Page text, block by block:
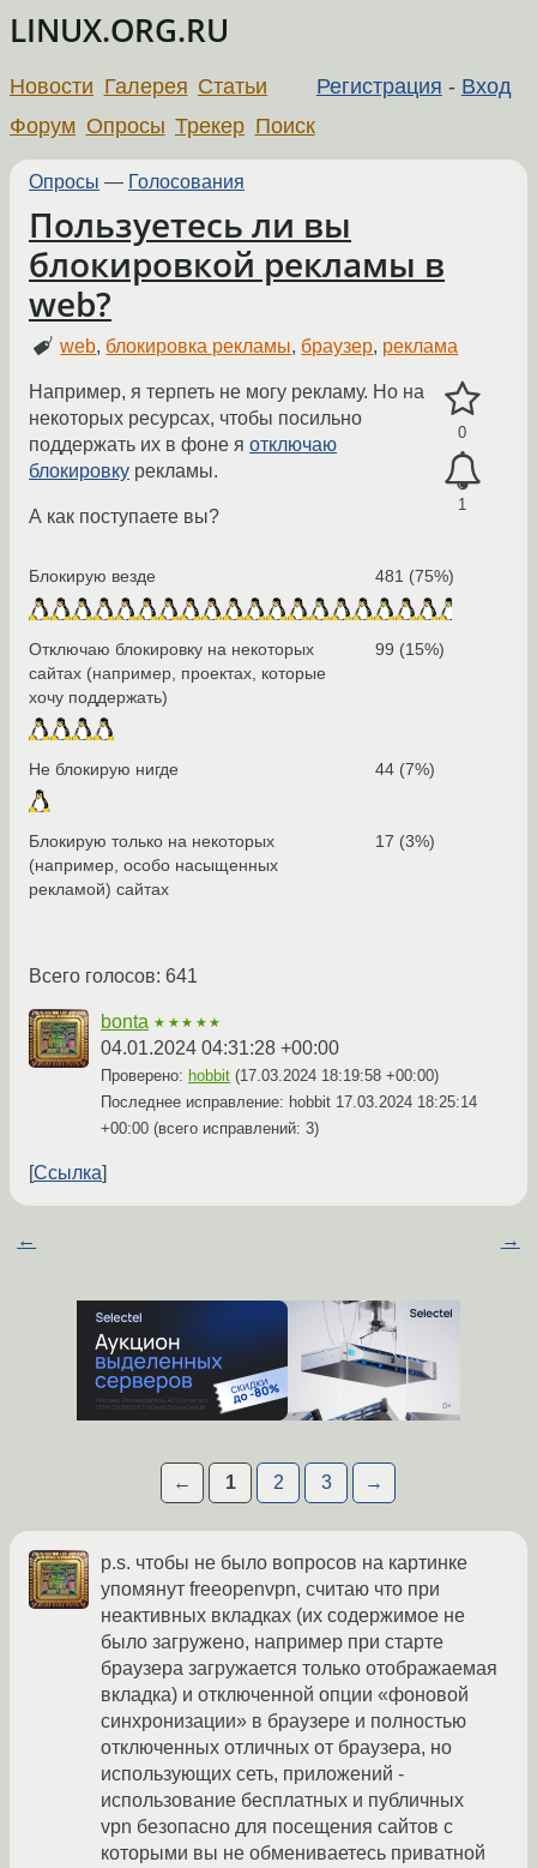
LINUX.ORG.RU
Регистрация - Вход
Новости Галерея Статьи
Форум Опросы Трекер Поиск
Опросы — Голосования
Пользуетесь ли вы
блокировкой рекламы в
web?
web, блокировка рекламы, браузер, реклама
0
1
Например, я терпеть не могу рекламу. Но на
некоторых ресурсах, чтобы посильно
поддержать их в фоне я отключаю
блокировку рекламы.
А как поступаете вы?
Блокирую везде 481 (75%)
Отключаю блокировку на некоторых
сайтах (например, проектах, которые
хочу поддержать)
99 (15%)
Не блокирую нигде 44 (7%)
Блокирую только на некоторых
(например, особо насыщенных
рекламой) сайтах
17 (3%)
Всего голосов: 641
bonta ★★★★★
04.01.2024 04:31:28 +00:00
Проверено: hobbit (17.03.2024 18:19:58 +00:00)
Последнее исправление: hobbit 17.03.2024 18:25:14
+00:00 (всего исправлений: 3)
Ссылка
← →
← 1 2 3 →
p.s. чтобы не было вопросов на картинке
упомянут freeopenvpn, считаю что при
неактивных вкладках (их содержимое не
было загружено, например при старте
браузера загружается только отображаемая
вкладка) и отключенной опции «фоновой
синхронизации» в браузере и полностью
отключенных отличных от браузера, но
использующих сеть, приложений -
использование бесплатных и публичных
vpn безопасно для посещения сайтов с
которыми вы не обмениваетесь приватной